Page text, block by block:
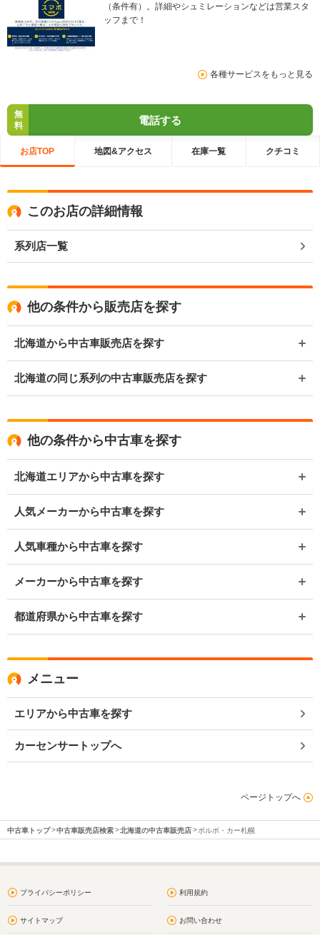
（条件有）。詳細やシュミレーションなどは営業スタ
ッフまで！
各種サービスをもっと見る
無
料
電話する
お店TOP 地図&アクセス 在庫一覧 クチコミ
このお店の詳細情報
系列店一覧
他の条件から販売店を探す
北海道から中古車販売店を探す
北海道の同じ系列の中古車販売店を探す
他の条件から中古車を探す
北海道エリアから中古車を探す
人気メーカーから中古車を探す
人気車種から中古車を探す
メーカーから中古車を探す
都道府県から中古車を探す
メニュー
エリアから中古車を探す
カーセンサートップへ
ページトップへ
中古車トップ 中古車販売店検索 北海道の中古車販売店 ボルボ・カー札幌
プライバシーポリシー 利用規約
サイトマップ お問い合わせ